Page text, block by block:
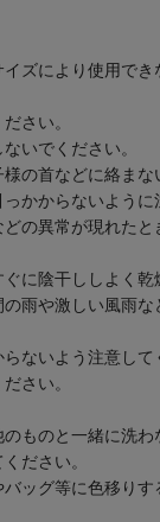
ズにより使用でき
さい。
いでください。
の首などに絡まな
かからないように
の異常が現れた
に陰干ししよく乾
雨や激しい風雨
ないよう注意して
さい。
ものと一緒に洗わ
ださい。
バッグ等に色移り